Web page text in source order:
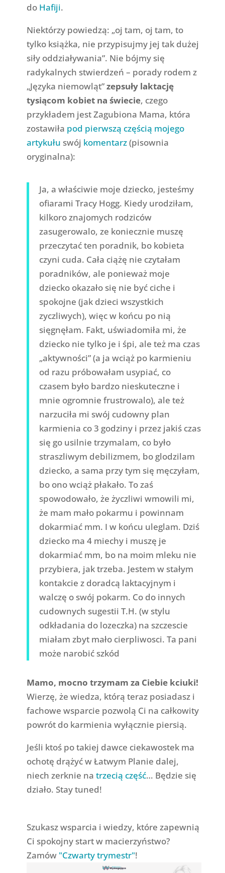
do Hafiji.
Niektórzy powiedzą: „oj tam, oj tam, to
tylko książka, nie przypisujmy jej tak dużej
siły oddziaływania”. Nie bójmy się
radykalnych stwierdzeń – porady rodem z
„Języka niemowląt”zepsuły laktację
tysiącom kobiet na świecie, czego
przykładem jest Zagubiona Mama, która
zostawiła pod pierwszą częścią mojego
artykułu swój komentarz(pisownia
oryginalna):
Ja, a właściwie moje dziecko, jesteśmy
ofiarami Tracy Hogg. Kiedy urodziłam,
kilkoro znajomych rodziców
zasugerowalo, ze koniecznie muszę
przeczytać ten poradnik, bo kobieta
czyni cuda. Cała ciążę nie czytałam
poradników, ale ponieważ moje
dziecko okazało się nie być ciche i
spokojne (jak dzieci wszystkich
zyczliwych), więc w końcu po nią
sięgnęłam. Fakt, uświadomiła mi, że
dziecko nie tylko je i śpi, ale też ma czas
„aktywności” (a ja wciąż po karmieniu
od razu próbowałam usypiać, co
czasem było bardzo nieskuteczne i
mnie ogromnie frustrowalo), ale też
narzuciła mi swój cudowny plan
karmienia co 3 godziny i przez jakiś czas
się go usilnie trzymalam, co było
straszliwym debilizmem, bo glodzilam
dziecko, a sama przy tym się męczyłam,
bo ono wciąż płakało. To zaś
spowodowało, że życzliwi wmowili mi,
że mam mało pokarmu i powinnam
dokarmiać mm. I w końcu uleglam. Dziś
dziecko ma 4 miechy i muszę je
dokarmiać mm, bo na moim mleku nie
przybiera, jak trzeba. Jestem w stałym
kontakcie z doradcą laktacyjnym i
walczę o swój pokarm. Co do innych
cudownych sugestii T.H. (w stylu
odkładania do lozeczka) na szczescie
miałam zbyt mało cierpliwosci. Ta pani
może narobić szkód
Mamo, mocno trzymam za Ciebie kciuki!
Wierzę, że wiedza, którą teraz posiadasz i
fachowe wsparcie pozwolą Ci na całkowity
powrót do karmienia wyłącznie piersią.
Jeśli ktoś po takiej dawce ciekawostek ma
ochotę drążyć w Łatwym Planie dalej,
niech zerknie natrzecią część… Będzie się
działo. Stay tuned!
Szukasz wsparcia i wiedzy, które zapewnią
Ci spokojny start w macierzyństwo?
Zamów "Czwarty trymestr"!